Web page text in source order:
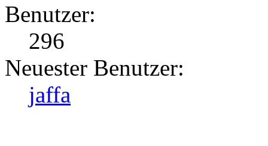
Benutzer:
296
Neuester Benutzer:
jaffa